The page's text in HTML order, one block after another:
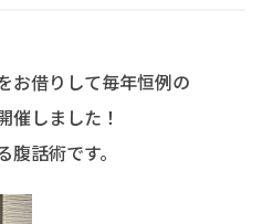
お借りして毎年恒例の
催しました！
話術です。